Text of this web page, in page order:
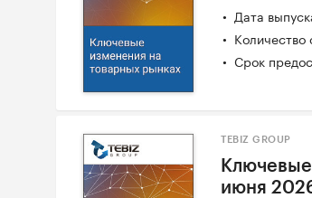
Дата
Количество
Срок
TEBIZ GROUP
июня